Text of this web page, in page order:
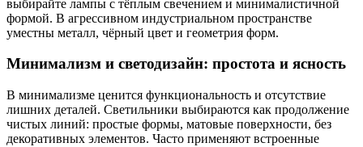
выбирайте лампы с тёплым свечением и минималистичной
формой. В агрессивном индустриальном пространстве
уместны металл, чёрный цвет и геометрия форм.
Минимализм и светодизайн: простота и ясность
В минимализме ценится функциональность и отсутствие
лишних деталей. Светильники выбираются как продолжение
чистых линий: простые формы, матовые поверхности, без
декоративных элементов. Часто применяют встроенные